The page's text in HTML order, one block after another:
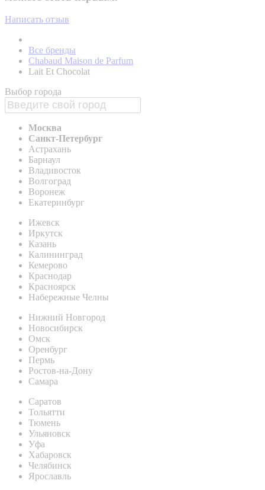
Написать отзыв
Все бренды
Chabaud Maison de Parfum
Lait Et Chocolat
Выбор города
Москва
Санкт-Петербург
Астрахань
Барнаул
Владивосток
Волгоград
Воронеж
Екатеринбург
Ижевск
Иркутск
Казань
Калининград
Кемерово
Краснодар
Красноярск
Набережные Челны
Нижний Новгород
Новосибирск
Омск
Оренбург
Пермь
Ростов-на-Дону
Самара
Саратов
Тольятти
Тюмень
Ульяновск
Уфа
Хабаровск
Челябинск
Ярославль